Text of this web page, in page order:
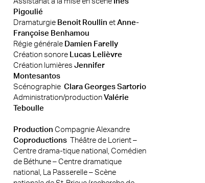
Pigoulié
DramaturgieBenoit Roullin et Anne-
Françoise Benhamou
Régie générale Damien Farelly
Création sonore
Lucas Lelièvre
Création lumières Jennifer
Montesantos
Scénographie Clara Georges Sartorio
Administration/production Valérie
Teboulle
Production Compagnie Alexandre
CoproductionsThéâtre de Lorient –
Centre drama-tique national, Comédien
de Béthune – Centre dramatique
national, La Passerelle – Scène